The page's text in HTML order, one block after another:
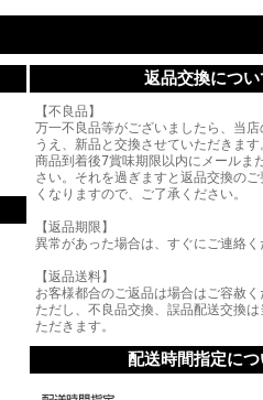
返品交換につい
【不良品】
万一不良品等がございましたら、当
うえ、新品と交換させていただきます
商品到着後7賞味期限以内にメールま
さい。それを過ぎますと返品交換の
くなりますので、ご了承ください。
【返品期限】
異常があった場合は、すぐにご連絡く
【返品送料】
お客様都合のご返品は場合はご容赦く
ただし、不良品交換、誤品配送交換
ただきます。
配送時間指定につ